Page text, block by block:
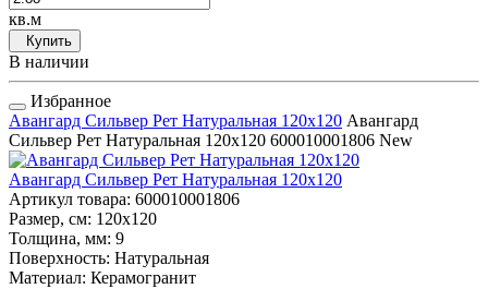
кв.м
Купить
В наличии
Избранное
Авангард Сильвер Рет Натуральная 120x120 Авангард
Сильвер Рет Натуральная 120x120 600010001806 New
Авангард Сильвер Рет Натуральная 120x120
Артикул товара: 600010001806
Размер, см: 120x120
Толщина, мм: 9
Поверхность: Натуральная
Материал: Керамогранит